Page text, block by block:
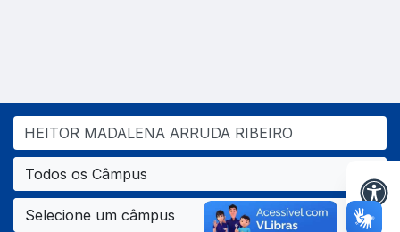
Todos os Câmpus
Selecione um câmpus